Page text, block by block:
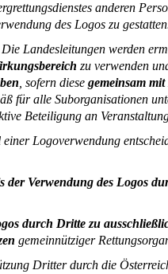
anderen
des Logos zu
Landesleitungen werden
zu verwenden
, sofern diesegemeinsam
für alle Suborganisationen
Beteiligung an
Logoverwendung
der Verwendung des Logos
durch Dritte zu
gemeinnütziger
Dritter durch die